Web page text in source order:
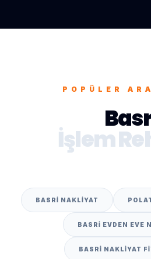
POPÜLER
İşlem
BASRI NAKLIYAT
BASRI EVDEN EVE
BASRI NAKLIYAT